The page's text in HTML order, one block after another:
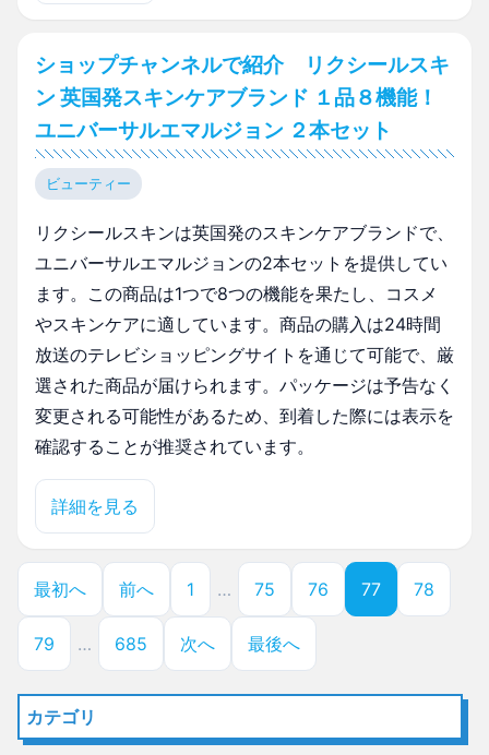
ショップチャンネルで紹介 リクシールスキ
ン 英国発スキンケアブランド １品８機能！
ユニバーサルエマルジョン ２本セット
ビューティー
リクシールスキンは英国発のスキンケアブランドで、
ユニバーサルエマルジョンの2本セットを提供してい
ます。この商品は1つで8つの機能を果たし、コスメ
やスキンケアに適しています。商品の購入は24時間
放送のテレビショッピングサイトを通じて可能で、厳
選された商品が届けられます。パッケージは予告なく
変更される可能性があるため、到着した際には表示を
確認することが推奨されています。
詳細を見る
最初へ 前へ 1 … 75 76 77 78
79 … 685 次へ 最後へ
カテゴリ